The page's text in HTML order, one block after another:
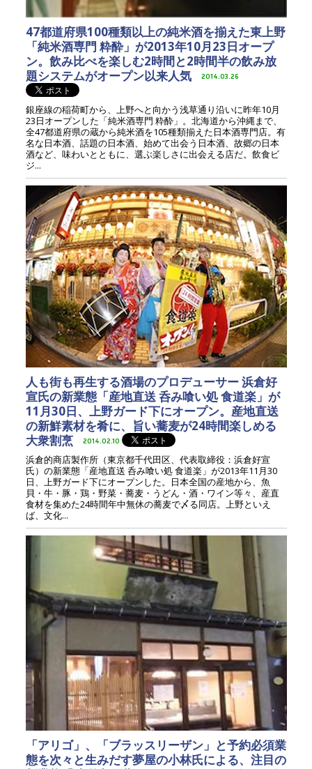
47都道府県100種類以上の純米酒を揃えた東上野
「純米酒専門 粋酔」が2013年10月23日オープ
ン。飲み比べを楽しむ2時間と2時間半の飲み放
題システムがオープン以来人気
2014.03.26
銀座線の稲荷町から、上野へと向かう浅草通り沿いに昨年10月
23日オープンした「純米酒専門 粋酔」。北海道から沖縄まで、
全47都道府県の蔵から純米酒を105種類揃えた日本酒専門店。有
名な日本酒、話題の日本酒、始めて出会う日本酒、故郷の日本
酒など、味わいとともに、選ぶ楽しさに出会える店だ。飲食ビ
ジ...
人も街も再生する酒場のプロデューサー 浜倉好
宣氏の新業態「産地直送 呑み喰い処 食道楽」が
11月30日、上野ガード下にオープン。産地直送
の新鮮素材を肴に、旨い蕎麦が24時間楽しめる
大衆割烹
2014.02.10
浜倉的商店製作所（東京都千代田区、代表取締役：浜倉好宣
氏）の新業態「産地直送 呑み喰い処 食道楽」が2013年11月30
日、上野ガード下にオープンした。日本全国の産地から、魚
貝・牛・豚・鶏・野菜・蕎麦・うどん・酒・ワイン等々、産直
食材を集めた24時間年中無休の蕎麦で〆る同店。上野といえ
ば、文化...
「アリゴ」、「ブラッスリーザン」と予約必須業
態を次々と生みだす夢屋の小林氏による、注目の